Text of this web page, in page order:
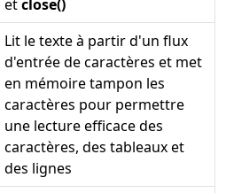
etclose()
Lit le texte à partir d'un flux
d'entrée de caractères et met
en mémoire tampon les
caractères pour permettre
une lecture efficace des
caractères, des tableaux et
des lignes